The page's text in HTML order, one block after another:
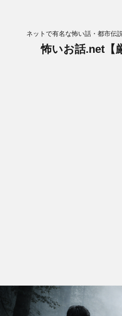
ネットで有名な怖い話・都市伝
怖いお話.net【